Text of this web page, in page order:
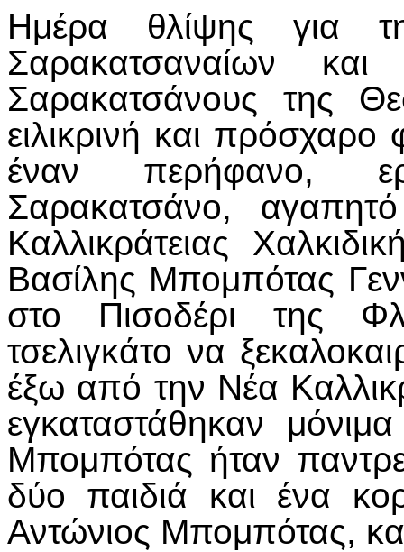
Ημέρα θλίψης για
Σαρακατσαναίων
Σαρακατσάνους της
ειλικρινή και
έναν περήφανο,
Σαρακατσάνο,
Καλλικράτειας
Βασίλης Μπομπότας
στο Πισοδέρι της
τσελιγκάτο να
έξω από την Νέα
εγκαταστάθηκαν
Μπομπότας ήταν
δύο παιδιά και ένα
Αντώνιος Μπομπότας, και